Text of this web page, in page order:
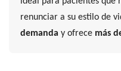
renunciar a su estilo de
demanda y ofrece más